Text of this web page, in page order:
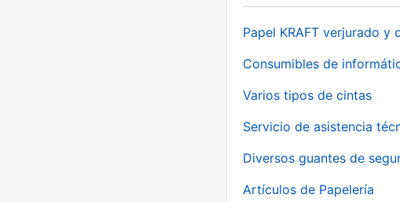
Papel KRAFT verjurado y
Consumibles de
Varios tipos de cintas
Servicio de asistencia
Diversos guantes de
Artículos de Papelería